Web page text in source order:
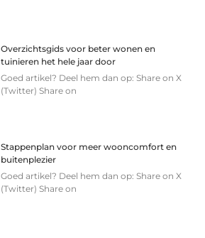
Overzichtsgids voor beter wonen en
tuinieren het hele jaar door
Goed artikel? Deel hem dan op: Share on X
(Twitter) Share on
Stappenplan voor meer wooncomfort en
buitenplezier
Goed artikel? Deel hem dan op: Share on X
(Twitter) Share on